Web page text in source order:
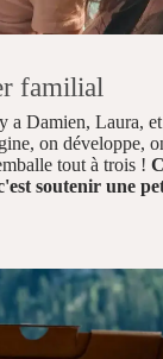
familial
a Damien, Laura,
on développe,
tout à trois !
soutenir une